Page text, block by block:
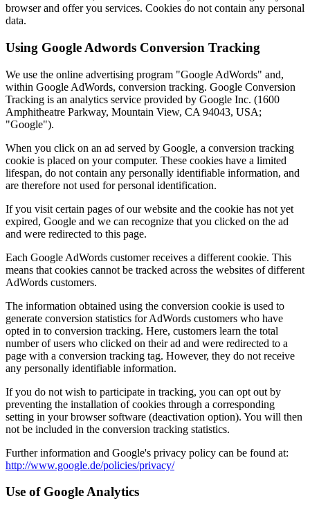
browser and offer you services. Cookies do not contain any personal
data.
Using Google Adwords Conversion Tracking
We use the online advertising program "Google AdWords" and,
within Google AdWords, conversion tracking. Google Conversion
Tracking is an analytics service provided by Google Inc. (1600
Amphitheatre Parkway, Mountain View, CA 94043, USA;
"Google").
When you click on an ad served by Google, a conversion tracking
cookie is placed on your computer. These cookies have a limited
lifespan, do not contain any personally identifiable information, and
are therefore not used for personal identification.
If you visit certain pages of our website and the cookie has not yet
expired, Google and we can recognize that you clicked on the ad
and were redirected to this page.
Each Google AdWords customer receives a different cookie. This
means that cookies cannot be tracked across the websites of different
AdWords customers.
The information obtained using the conversion cookie is used to
generate conversion statistics for AdWords customers who have
opted in to conversion tracking. Here, customers learn the total
number of users who clicked on their ad and were redirected to a
page with a conversion tracking tag. However, they do not receive
any personally identifiable information.
If you do not wish to participate in tracking, you can opt out by
preventing the installation of cookies through a corresponding
setting in your browser software (deactivation option). You will then
not be included in the conversion tracking statistics.
Further information and Google's privacy policy can be found at:
http://www.google.de/policies/privacy/
Use of Google Analytics